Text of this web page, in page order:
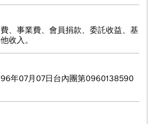
、事業費、會員捐款、委託收益、基
收入。
年07月07日台內團第0960138590